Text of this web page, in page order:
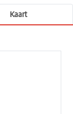
Kaart